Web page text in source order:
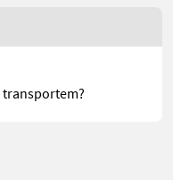
transportem?